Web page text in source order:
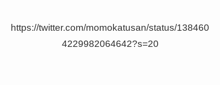
https://twitter.com/momokatusan/status/138460
4229982064642?s=20